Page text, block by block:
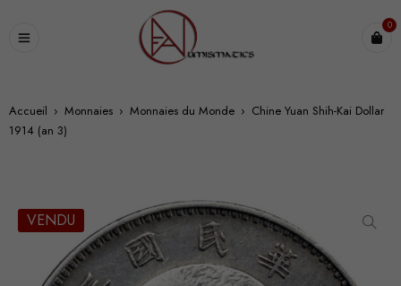
0
Accueil › Monnaies › Monnaies du Monde › Chine Yuan Shih-Kai Dollar
1914 (an 3)
VENDU